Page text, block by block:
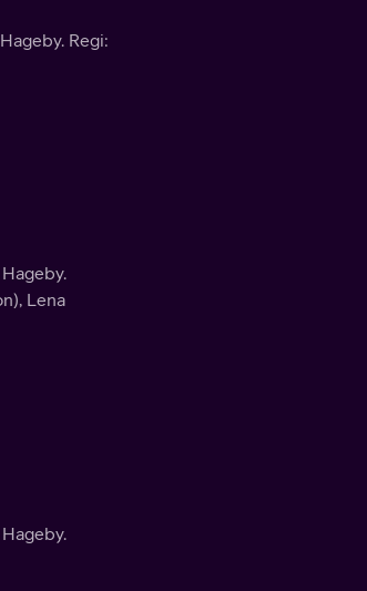
Regi:
Lena